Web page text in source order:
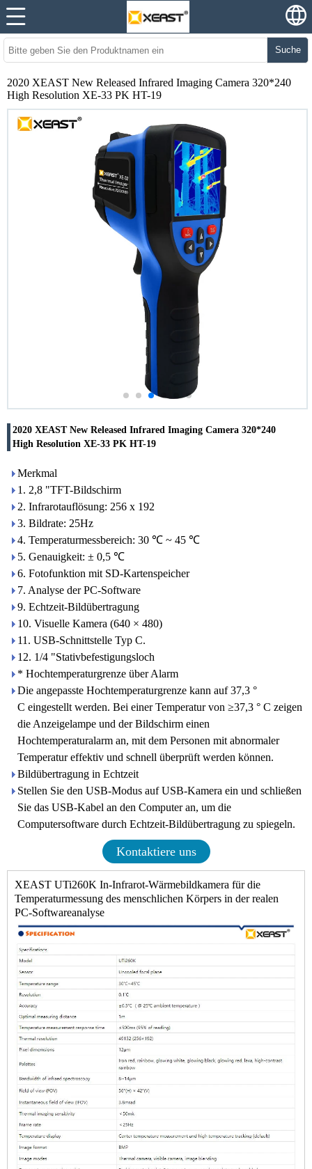
Suche
2020 XEAST New Released Infrared Imaging Camera 320*240
High Resolution XE-33 PK HT-19
2020 XEAST New Released Infrared Imaging Camera 320*240
High Resolution XE-33 PK HT-19
Merkmal
1. 2,8 "TFT-Bildschirm
2. Infrarotauflösung: 256 x 192
3. Bildrate: 25Hz
4. Temperaturmessbereich: 30 ℃ ~ 45 ℃
5. Genauigkeit: ± 0,5 ℃
6. Fotofunktion mit SD-Kartenspeicher
7. Analyse der PC-Software
9. Echtzeit-Bildübertragung
10. Visuelle Kamera (640 × 480)
11. USB-Schnittstelle Typ C.
12. 1/4 "Stativbefestigungsloch
* Hochtemperaturgrenze über Alarm
Die angepasste Hochtemperaturgrenze kann auf 37,3 °
C eingestellt werden. Bei einer Temperatur von ≥37,3 ° C zeigen
die Anzeigelampe und der Bildschirm einen
Hochtemperaturalarm an, mit dem Personen mit abnormaler
Temperatur effektiv und schnell überprüft werden können.
Bildübertragung in Echtzeit
Stellen Sie den USB-Modus auf USB-Kamera ein und schließen
Sie das USB-Kabel an den Computer an, um die
Computersoftware durch Echtzeit-Bildübertragung zu spiegeln.
Kontaktiere uns
XEAST UTi260K In-Infrarot-Wärmebildkamera für die
Temperaturmessung des menschlichen Körpers in der realen
PC-Softwareanalyse